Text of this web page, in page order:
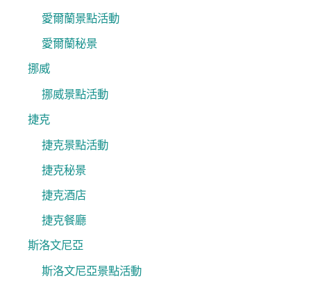
愛爾蘭景點活動
愛爾蘭秘景
挪威
挪威景點活動
捷克
捷克景點活動
捷克秘景
捷克酒店
捷克餐廳
斯洛文尼亞
斯洛文尼亞景點活動